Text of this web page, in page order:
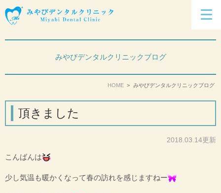
みやびデンタルクリニックブログ
HOME みやびデンタルクリニックブログ
頂きました
2018.03.14更新
こんばんは
少し気温も暖かくなって春の訪れを感じますねー